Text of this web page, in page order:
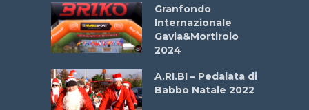
Granfondo
Internazionale
Gavia&Mortirolo
2024
A.RI.BI – Pedalata di
Babbo Natale 2022